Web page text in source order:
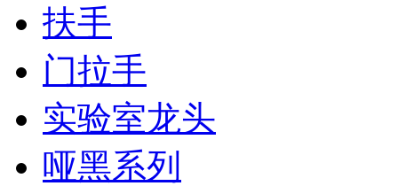
扶手
门拉手
实验室龙头
哑黑系列